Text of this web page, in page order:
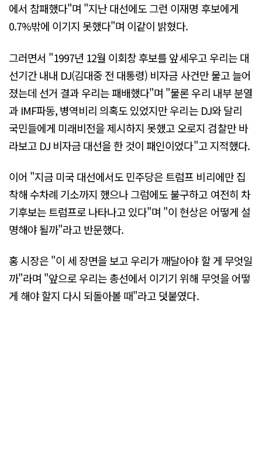
에서 참패했다"며 "지난 대선에도 그런 이재명 후보에게
0.7%밖에 이기지 못했다"며 이같이 밝혔다.
그러면서 "1997년 12월 이회창 후보를 앞세우고 우리는 대
선기간 내내 DJ(김대중 전 대통령) 비자금 사건만 물고 늘어
졌는데 선거 결과 우리는 패배했다"며 "물론 우리 내부 분열
과 IMF파동, 병역비리 의혹도 있었지만 우리는 DJ와 달리
국민들에게 미래비전을 제시하지 못했고 오로지 검찰만 바
라보고 DJ 비자금 대선을 한 것이 패인이었다"고 지적했다.
이어 "지금 미국 대선에서도 민주당은 트럼프 비리에만 집
착해 수차례 기소까지 했으나 그럼에도 불구하고 여전히 차
기후보는 트럼프로 나타나고 있다"며 "이 현상은 어떻게 설
명해야 될까"라고 반문했다.
홍 시장은 "이 세 장면을 보고 우리가 깨달아야 할 게 무엇일
까"라며 "앞으로 우리는 총선에서 이기기 위해 무엇을 어떻
게 해야 할지 다시 되돌아볼 때"라고 덧붙였다.